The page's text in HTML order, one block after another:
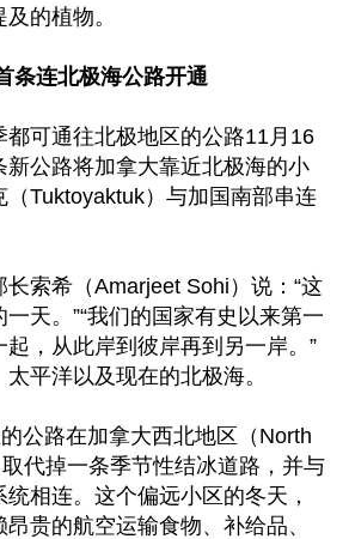
的植物。
条连北极海公路开通
都可通往北极地区的公路11月16
新公路将加拿大靠近北极海的小
（Tuktoyaktuk）与加国南部串连
索希（Amarjeet Sohi）说：“这
天。”“我们的国家有史以来第一
，从此岸到彼岸再到另一岸。”
平洋以及现在的北极海。
公路在加拿大西北地区（North
代掉一条季节性结冰道路，并与
相连。这个偏远小区的冬天，
贵的航空运输食物、补给品、